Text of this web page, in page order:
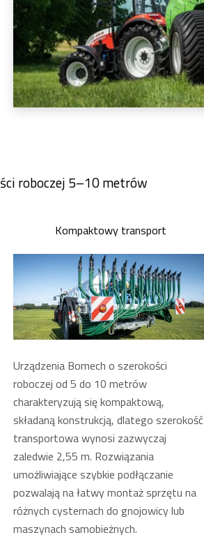
roboczej 5–10 metrów
Kompaktowy transport
Urządzenia Bomech o szerokości
roboczej od 5 do 10 metrów
charakteryzują się kompaktową,
składaną konstrukcją, dlatego szerokość
transportowa wynosi zazwyczaj
zaledwie 2,55 m. Rozwiązania
umożliwiające szybkie podłączanie
pozwalają na łatwy montaż sprzętu na
różnych cysternach do gnojowicy lub
maszynach samobieżnych.